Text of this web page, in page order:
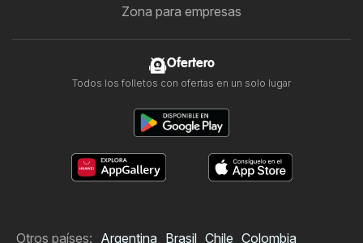
Zona para empresas
Ofertero
Todos los folletos con ofertas en un solo lugar
Otros países: Argentina Brasil Chile Colombia